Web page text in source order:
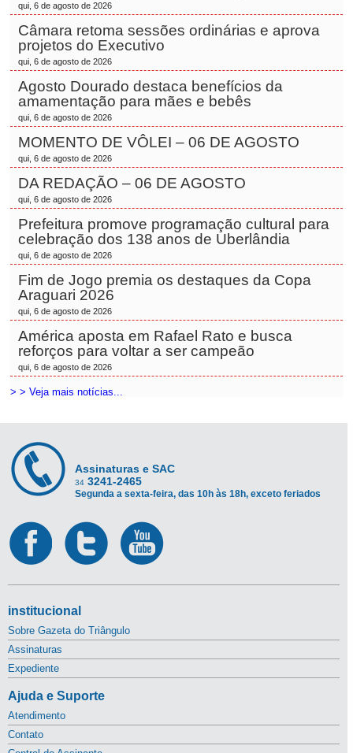
qui, 6 de agosto de 2026
Câmara retoma sessões ordinárias e aprova
projetos do Executivo
qui, 6 de agosto de 2026
Agosto Dourado destaca benefícios da
amamentação para mães e bebês
qui, 6 de agosto de 2026
MOMENTO DE VÔLEI – 06 DE AGOSTO
qui, 6 de agosto de 2026
DA REDAÇÃO – 06 DE AGOSTO
qui, 6 de agosto de 2026
Prefeitura promove programação cultural para
celebração dos 138 anos de Uberlândia
qui, 6 de agosto de 2026
Fim de Jogo premia os destaques da Copa
Araguari 2026
qui, 6 de agosto de 2026
América aposta em Rafael Rato e busca
reforços para voltar a ser campeão
qui, 6 de agosto de 2026
> > Veja mais notícias...
Assinaturas e SAC
34 3241-2465
Segunda a sexta-feira, das 10h às 18h, exceto feriados
institucional
Sobre Gazeta do Triângulo
Assinaturas
Expediente
Ajuda e Suporte
Atendimento
Contato